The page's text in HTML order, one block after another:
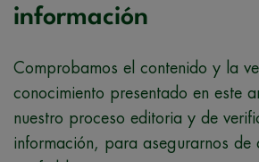
información
Comprobamos el contenido y la
conocimiento presentado en este
nuestro proceso editoria y de
información, para asegurarnos de